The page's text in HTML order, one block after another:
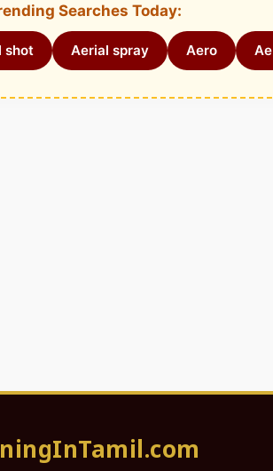
Searches Today:
shot Aerial spray Aero